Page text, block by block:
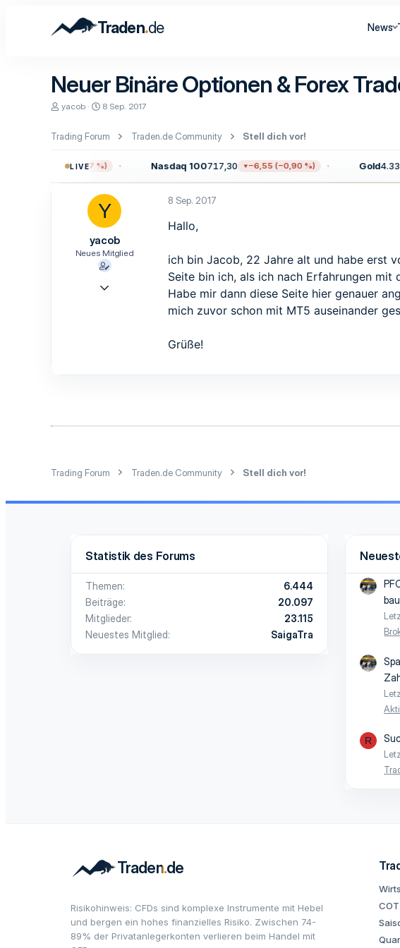
Traden.de News
Neuer Binäre Optionen & Forex
E
t
e
yacob
E
t
l
t
a
m
8 Sep. 2017
Trading Forum Traden.de Community Stell dich vor!
LIVE
−12,97 (−0,17 %) Nasdaq 100717,30 −6,55 (−0,90 %) Gold
Y
yacob
Neues Mitglied
8 Sep. 2017
Hallo,
ich bin Jacob, 22 Jahre alt und habe erst
Seite bin ich, als ich nach Erfahrungen mit
Habe mir dann diese Seite hier genauer
mich zuvor schon mit MT5 auseinander
Grüße!
Trading Forum Traden.de Community Stell dich vor!
Statistik des Forums
Themen
6.444
Beiträge
20.097
Mitglieder
23.115
Neuestes Mitglied
SaigaTra
R
Risikohinweis: CFDs sind komplexe Instrumente mit Hebel
und bergen ein hohes finanzielles Risiko. Zwischen 74-
89% der Privatanlegerkonten verlieren beim Handel mit